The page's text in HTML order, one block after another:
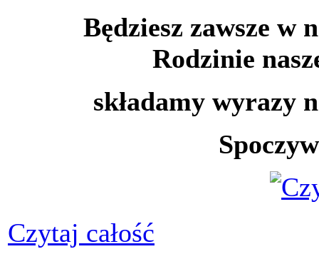
Będziesz zawsze w
Rodzinie
składamy wyrazy
Czytaj całość